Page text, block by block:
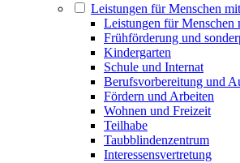
Leistungen für Menschen
Leistungen für Menschen
Frühförderung und
Kindergarten
Schule und Internat
Berufsvorbereitung und
Fördern und Arbeiten
Wohnen und Freizeit
Teilhabe
Taubblindenzentrum
Interessensvertretung